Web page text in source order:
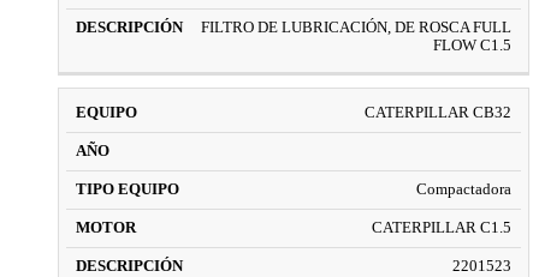
FILTRO DE LUBRICACIÓN, DE ROSCA FULL
FLOW C1.5
CATERPILLAR CB32
Compactadora
CATERPILLAR C1.5
2201523